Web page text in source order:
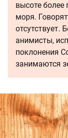
высоте
моря.
отсутствует.
анимисты,
поклонения
занимаются